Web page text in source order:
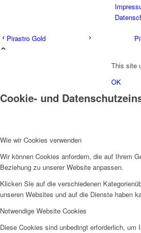
Pirastro Gold
This site
OK
Cookie- und
Wie wir Cookies verwenden
Wir können Cookies anfordern, die auf Ihrem
Beziehung zu unserer Website anpassen.
Klicken Sie auf die verschiedenen
unseren Websites und auf die Dienste haben
Notwendige Website Cookies
Diese Cookies sind unbedingt erforderlich,